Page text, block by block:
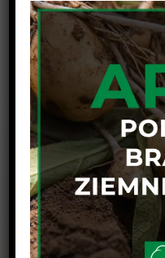
Udostępnij wpis na
Facebook
TwitterLinkedin